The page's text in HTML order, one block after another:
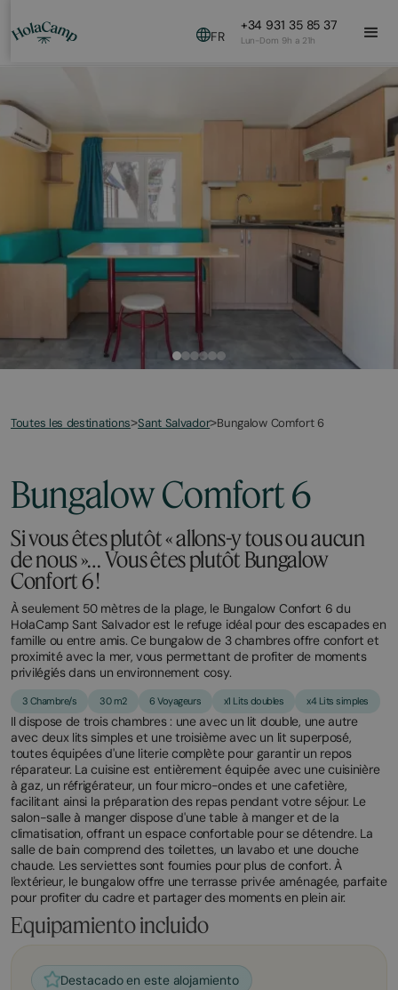
FR
+34 931 35 85 37
Lun-Dom 9h a 21h
Toutes les destinations>Sant Salvador>Bungalow Comfort 6
Bungalow Comfort 6
Si vous êtes plutôt « allons-y tous ou aucun
de nous »… Vous êtes plutôt Bungalow
Confort 6 !
À seulement 50 mètres de la plage, le Bungalow Confort 6 du
HolaCamp Sant Salvador est le refuge idéal pour des escapades en
famille ou entre amis. Ce bungalow de 3 chambres offre confort et
proximité avec la mer, vous permettant de profiter de moments
privilégiés dans un environnement cosy.
3 Chambre/s 30 m2 6 Voyageurs x1 Lits doubles x4 Lits simples
Il dispose de trois chambres : une avec un lit double, une autre
avec deux lits simples et une troisième avec un lit superposé,
toutes équipées d'une literie complète pour garantir un repos
réparateur. La cuisine est entièrement équipée avec une cuisinière
à gaz, un réfrigérateur, un four micro-ondes et une cafetière,
facilitant ainsi la préparation des repas pendant votre séjour. Le
salon-salle à manger dispose d'une table à manger et de la
climatisation, offrant un espace confortable pour se détendre. La
salle de bain comprend des toilettes, un lavabo et une douche
chaude. Les serviettes sont fournies pour plus de confort. À
l'extérieur, le bungalow offre une terrasse privée aménagée, parfaite
pour profiter du cadre et partager des moments en plein air.
Equipamiento incluido
Destacado en este alojamiento